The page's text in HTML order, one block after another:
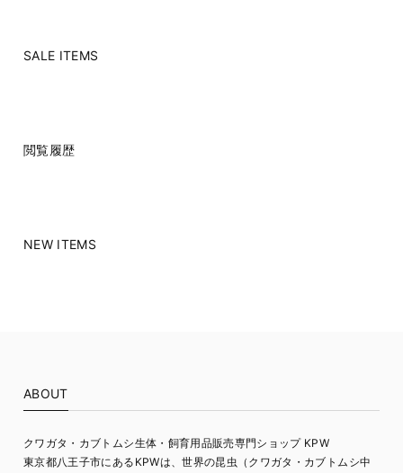
SALE ITEMS
閲覧履歴
NEW ITEMS
ABOUT
クワガタ・カブトムシ生体・飼育用品販売専門ショップ KPW
東京都八王子市にあるKPWは、世界の昆虫（クワガタ・カブトムシ中